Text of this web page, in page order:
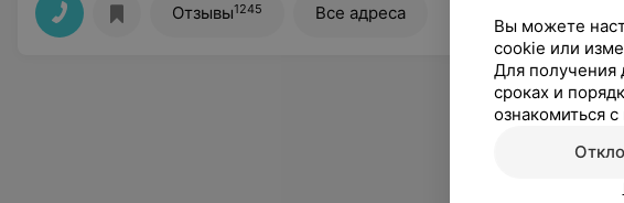
Отзывы1245 Все адреса
Вы можете
cookie или
Для получения
сроках и
ознакомиться